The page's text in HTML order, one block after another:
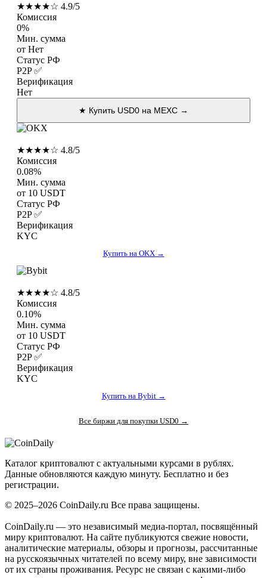
★★★★☆ 4.9/5
Комиссия
0%
Мин. сумма
от Нет
Статус РФ
P2P ✅
Верификация
Нет
★ Купить USD0 на MEXC →
★★★★☆ 4.8/5
Комиссия
0.08%
Мин. сумма
от 10 USDT
Статус РФ
P2P ✅
Верификация
KYC
Купить на OKX →
★★★★☆ 4.8/5
Комиссия
0.10%
Мин. сумма
от 10 USDT
Статус РФ
P2P ✅
Верификация
KYC
Купить на Bybit →
Все биржи для покупки USD0 →
Каталог криптовалют с актуальными курсами в рублях.
Данные обновляются каждую минуту. Бесплатно и без
регистрации.
© 2025–2026 CoinDaily.ru Все права защищены.
CoinDaily.ru — это независимый медиа-портал, посвящённый
миру криптовалют. На сайте публикуются свежие новости,
аналитические материалы, обзоры и прогнозы, рассчитанные
на русскоязычных читателей по всему миру, вне зависимости
от их страны проживания. Ресурс не связан с какими-либо